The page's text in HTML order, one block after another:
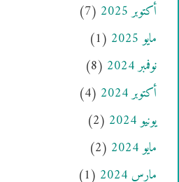
أكتوبر 2025
(7)
مايو 2025
(1)
نوفمبر 2024
(8)
أكتوبر 2024
(4)
يونيو 2024
(2)
مايو 2024
(2)
مارس 2024
(1)